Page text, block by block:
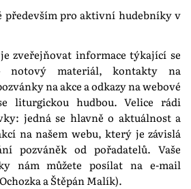
především pro aktivní hudebníky v
zveřejňovat informace týkající se
notový materiál, kontakty na
na akce a odkazy na webové
liturgickou hudbou. Velice rádi
jedná se hlavně o aktuálnost a
na našem webu, který je závislá
pozváněk od pořadatelů. Vaše
nám můžete posílat na e-mail
a Štěpán Malík).